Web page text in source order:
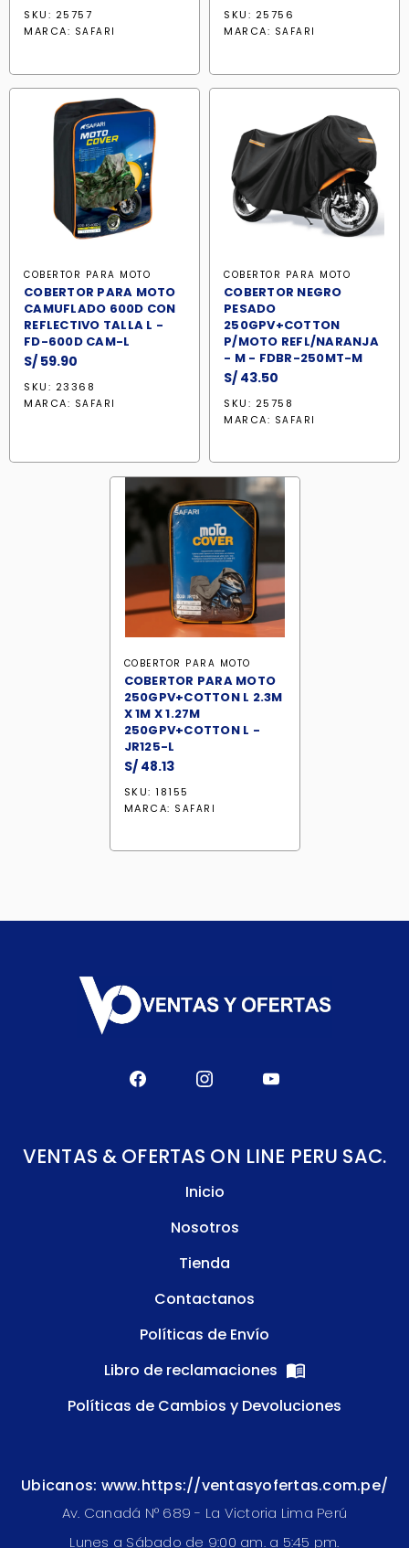
SKU: 25757
MARCA: SAFARI
SKU: 25756
MARCA: SAFARI
COBERTOR PARA MOTO
COBERTOR PARA MOTO
CAMUFLADO 600D CON
REFLECTIVO TALLA L -
FD-600D CAM-L
S/ 59.90
SKU: 23368
MARCA: SAFARI
COBERTOR PARA MOTO
COBERTOR NEGRO
PESADO
250GPV+COTTON
P/MOTO REFL/NARANJA
- M - FDBR-250MT-M
S/ 43.50
SKU: 25758
MARCA: SAFARI
COBERTOR PARA MOTO
COBERTOR PARA MOTO
250GPV+COTTON L 2.3M
X 1M X 1.27M
250GPV+COTTON L -
JR125-L
S/48.13
SKU: 18155
MARCA: SAFARI
VENTAS & OFERTAS ON LINE PERU SAC.
Inicio
Nosotros
Tienda
Contactanos
Políticas de Envío
Libro de reclamaciones
Políticas de Cambios y Devoluciones
Ubicanos: www.https://ventasyofertas.com.pe/
Av. Canadá N° 689 - La Victoria Lima Perú
Lunes a Sábado de 9:00 am. a 5:45 pm.